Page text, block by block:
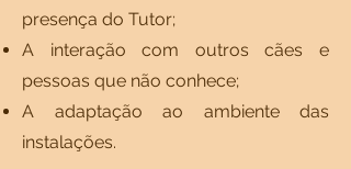
presença do Tutor;
A interação com outros cães e
pessoas que não conhece;
A adaptação ao ambiente das
instalações.